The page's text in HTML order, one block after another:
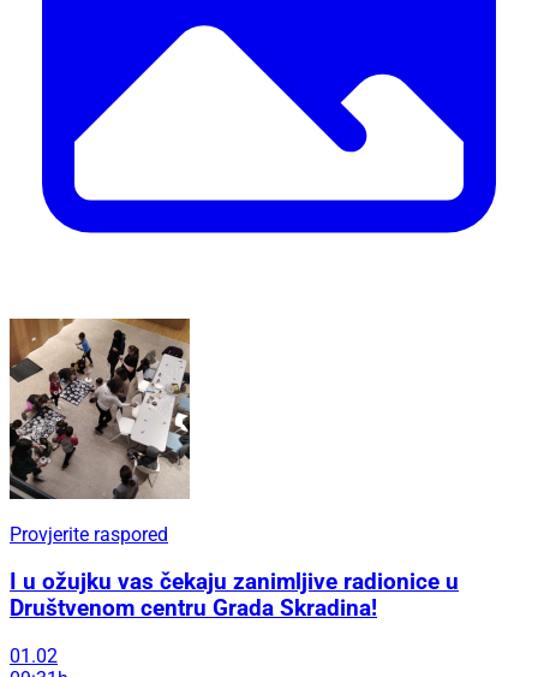
Provjerite raspored
I u ožujku vas čekaju zanimljive radionice u
Društvenom centru Grada Skradina!
01.02